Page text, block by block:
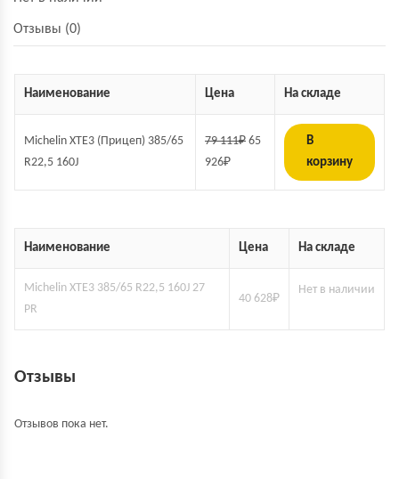
Отзывы (0)
Наименование Цена На складе
Michelin XTE3 (Прицеп) 385/65
R22,5 160J
79 111₽ 65
926₽
В
корзину
Наименование Цена На складе
Michelin XTE3 385/65 R22,5 160J 27
PR
40 628₽
Нет в наличии
Отзывы
Отзывов пока нет.